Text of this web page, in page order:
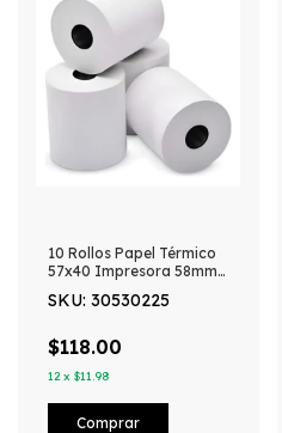
10 Rollos Papel Térmico
57x40 Impresora 58mm
SKU: 30530225
$118.00
12 x $11.98